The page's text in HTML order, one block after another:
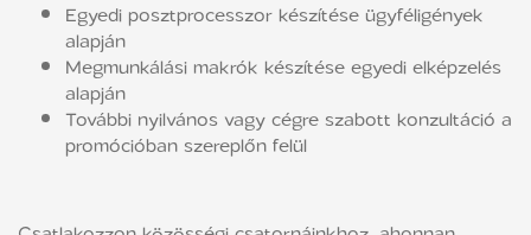
Egyedi posztprocesszor készítése ügyféligények
alapján
Megmunkálási makrók készítése egyedi elképzelés
alapján
További nyilvános vagy cégre szabott konzultáció a
promócióban szereplőn felül